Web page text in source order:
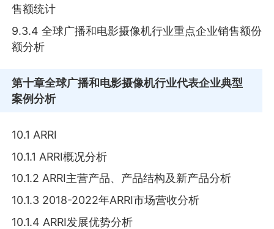
售额统计
9.3.4 全球广播和电影摄像机行业重点企业销售额份
额分析
第十章全球广播和电影摄像机行业代表企业典型
案例分析
10.1 ARRI
10.1.1 ARRI概况分析
10.1.2 ARRI主营产品、产品结构及新产品分析
10.1.3 2018-2022年ARRI市场营收分析
10.1.4 ARRI发展优势分析